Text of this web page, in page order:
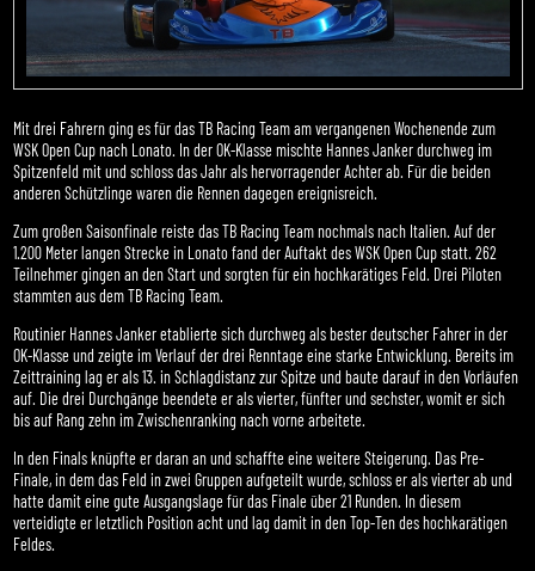
Mit drei Fahrern ging es für das TB Racing Team am vergangenen Wochenende zum
WSK Open Cup nach Lonato. In der OK-Klasse mischte Hannes Janker durchweg im
Spitzenfeld mit und schloss das Jahr als hervorragender Achter ab. Für die beiden
anderen Schützlinge waren die Rennen dagegen ereignisreich.
Zum großen Saisonfinale reiste das TB Racing Team nochmals nach Italien. Auf der
1.200 Meter langen Strecke in Lonato fand der Auftakt des WSK Open Cup statt. 262
Teilnehmer gingen an den Start und sorgten für ein hochkarätiges Feld. Drei Piloten
stammten aus dem TB Racing Team.
Routinier Hannes Janker etablierte sich durchweg als bester deutscher Fahrer in der
OK-Klasse und zeigte im Verlauf der drei Renntage eine starke Entwicklung. Bereits im
Zeittraining lag er als 13. in Schlagdistanz zur Spitze und baute darauf in den Vorläufen
auf. Die drei Durchgänge beendete er als vierter, fünfter und sechster, womit er sich
bis auf Rang zehn im Zwischenranking nach vorne arbeitete.
In den Finals knüpfte er daran an und schaffte eine weitere Steigerung. Das Pre-
Finale, in dem das Feld in zwei Gruppen aufgeteilt wurde, schloss er als vierter ab und
hatte damit eine gute Ausgangslage für das Finale über 21 Runden. In diesem
verteidigte er letztlich Position acht und lag damit in den Top-Ten des hochkarätigen
Feldes.